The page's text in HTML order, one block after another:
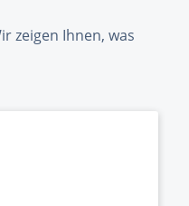
zeigen Ihnen, was